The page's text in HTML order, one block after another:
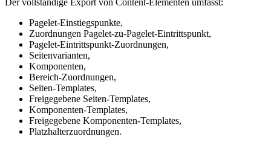
Pagelet-Einstiegspunkte,
Zuordnungen Pagelet-zu-Pagelet-Eintrittspunkt,
Pagelet-Eintrittspunkt-Zuordnungen,
Seitenvarianten,
Komponenten,
Bereich-Zuordnungen,
Seiten-Templates,
Freigegebene Seiten-Templates,
Komponenten-Templates,
Freigegebene Komponenten-Templates,
Platzhalterzuordnungen.